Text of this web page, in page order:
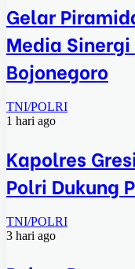
Gelar
Media
Bojonegoro
TNI/POLRI
1 hari ago
Kapolres
Polri Dukung
TNI/POLRI
3 hari ago